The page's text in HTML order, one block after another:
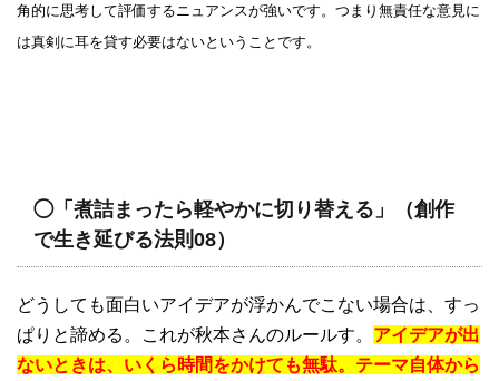
角的に思考して評価するニュアンスが強いです。つまり無責任な意見に
は真剣に耳を貸す必要はないということです。
◯「煮詰まったら軽やかに切り替える」（創作
で生き延びる法則08）
どうしても面白いアイデアが浮かんでこない場合は、すっ
ぱりと諦める。これが秋本さんのルールす。 アイデアが出
ないときは、いくら時間をかけても無駄。テーマ自体から